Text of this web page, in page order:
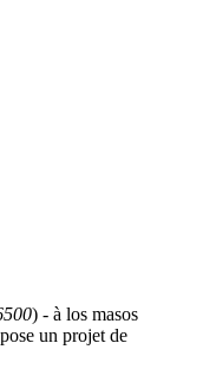
) - à los masos
un projet de